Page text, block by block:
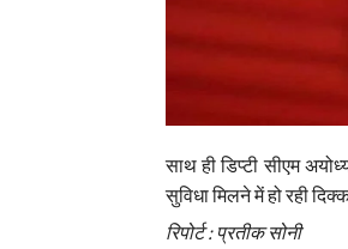
साथ ही डिप्टी सीएम
सुविधा मिलने में हो रही
रिपोर्ट : प्रतीक सोनी